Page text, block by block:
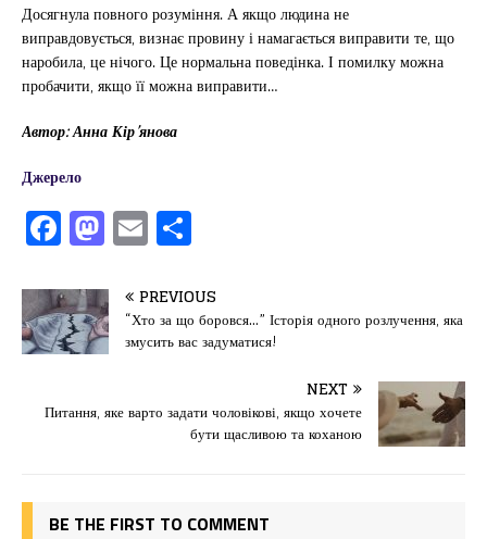
Досягнула повного розуміння. А якщо людина не
виправдовується, визнає провину і намагається виправити те, що
наробила, це нічого. Це нормальна поведінка. І помилку можна
пробачити, якщо її можна виправити…
Автор: Анна Кір’янова
Джерело
F
a
c
e
b
o
o
M
a
st
o
d
o
n
E
m
ai
l
іл
и
т
ис
я
PREVIOUS
“Хто за що боровся…” Історія одного розлучення, яка
змусить вас задуматися!
NEXT
Питання, яке варто задати чоловікові, якщо хочете
бути щасливою та коханою
BE THE FIRST TO COMMENT